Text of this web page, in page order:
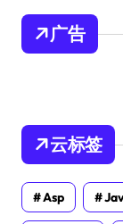
广告
云标签
Asp